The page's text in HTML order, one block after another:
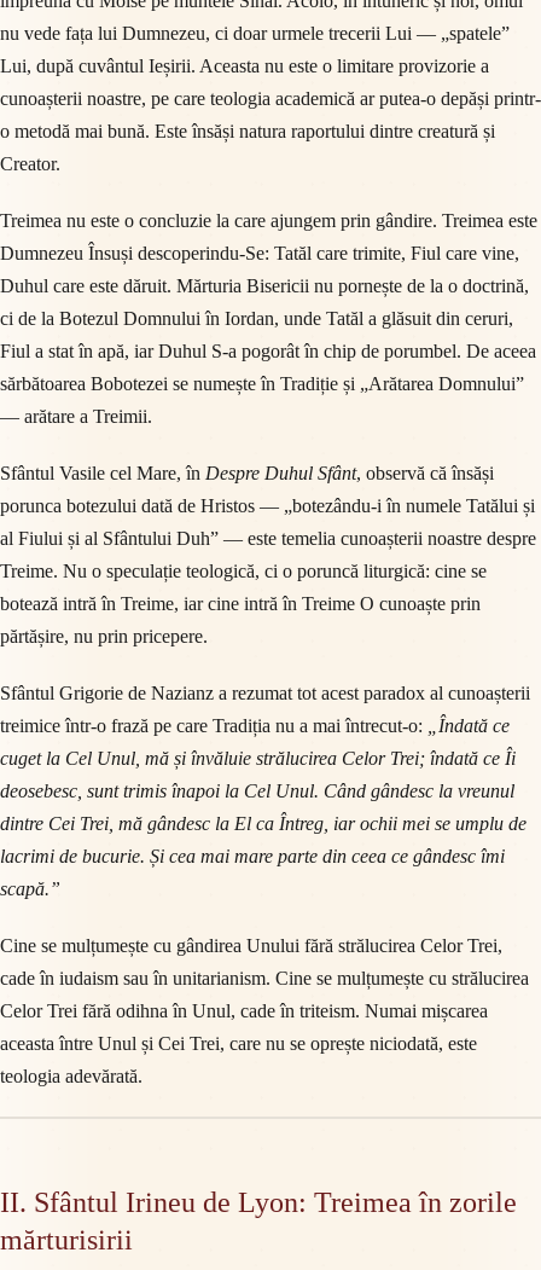
nu vede fața lui Dumnezeu, ci doar urmele trecerii Lui — „spatele”
Lui, după cuvântul Ieșirii. Aceasta nu este o limitare provizorie a
cunoașterii noastre, pe care teologia academică ar putea-o depăși printr-
o metodă mai bună. Este însăși natura raportului dintre creatură și
Creator.
Treimea nu este o concluzie la care ajungem prin gândire. Treimea este
Dumnezeu Însuși descoperindu-Se: Tatăl care trimite, Fiul care vine,
Duhul care este dăruit. Mărturia Bisericii nu pornește de la o doctrină,
ci de la Botezul Domnului în Iordan, unde Tatăl a glăsuit din ceruri,
Fiul a stat în apă, iar Duhul S-a pogorât în chip de porumbel. De aceea
sărbătoarea Bobotezei se numește în Tradiție și „Arătarea Domnului”
— arătare a Treimii.
Sfântul Vasile cel Mare, în Despre Duhul Sfânt, observă că însăși
porunca botezului dată de Hristos — „botezându-i în numele Tatălui și
al Fiului și al Sfântului Duh” — este temelia cunoașterii noastre despre
Treime. Nu o speculație teologică, ci o poruncă liturgică: cine se
botează intră în Treime, iar cine intră în Treime O cunoaște prin
părtășire, nu prin pricepere.
Sfântul Grigorie de Nazianz a rezumat tot acest paradox al cunoașterii
treimice într-o frază pe care Tradiția nu a mai întrecut-o: „Îndată ce
cuget la Cel Unul, mă și învăluie strălucirea Celor Trei; îndată ce Îi
deosebesc, sunt trimis înapoi la Cel Unul. Când gândesc la vreunul
dintre Cei Trei, mă gândesc la El ca Întreg, iar ochii mei se umplu de
lacrimi de bucurie. Și cea mai mare parte din ceea ce gândesc îmi
scapă.”
Cine se mulțumește cu gândirea Unului fără strălucirea Celor Trei,
cade în iudaism sau în unitarianism. Cine se mulțumește cu strălucirea
Celor Trei fără odihna în Unul, cade în triteism. Numai mișcarea
aceasta între Unul și Cei Trei, care nu se oprește niciodată, este
teologia adevărată.
II. Sfântul Irineu de Lyon: Treimea în zorile
mărturisirii